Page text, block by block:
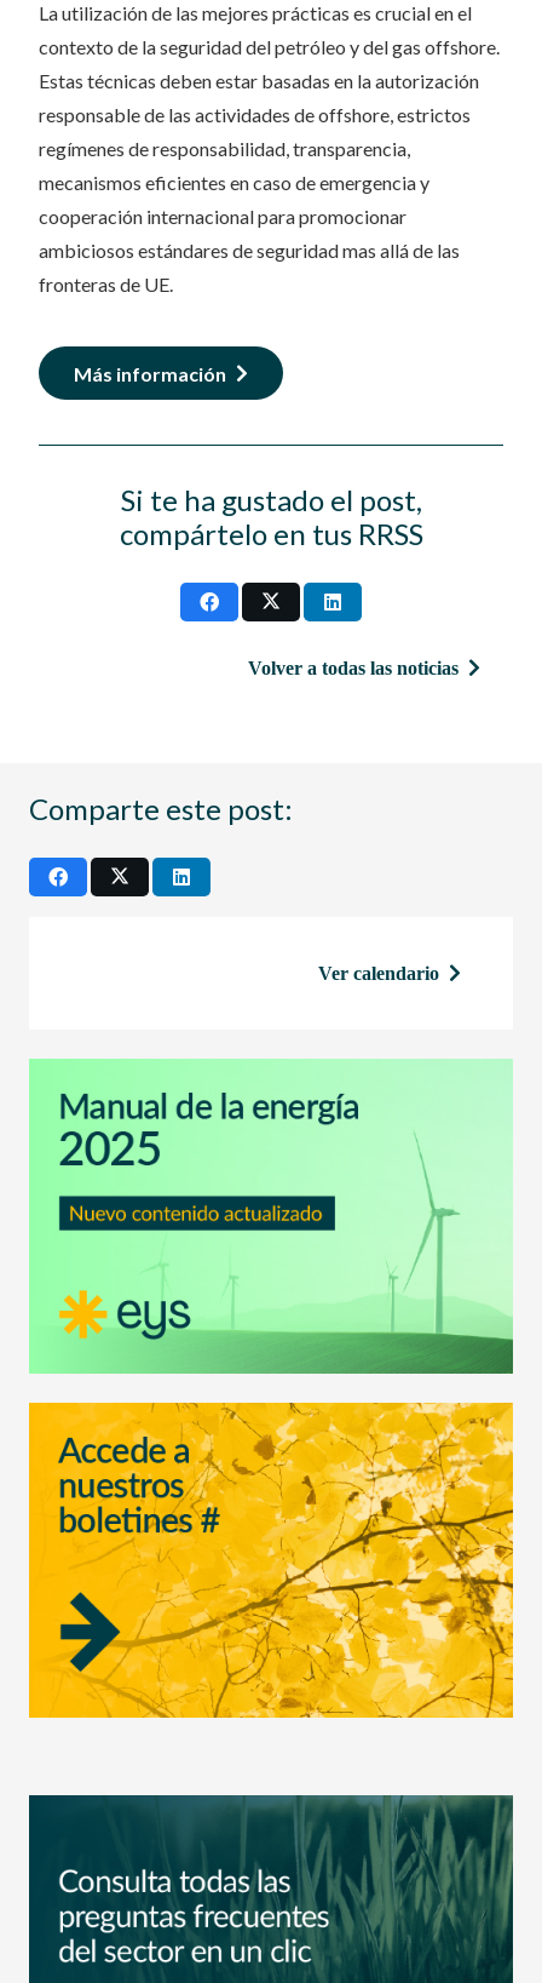
La utilización de las mejores prácticas es crucial en el
contexto de la seguridad del petróleo y del gas offshore.
Estas técnicas deben estar basadas en la autorización
responsable de las actividades de offshore, estrictos
regímenes de responsabilidad, transparencia,
mecanismos eficientes en caso de emergencia y
cooperación internacional para promocionar
ambiciosos estándares de seguridad mas allá de las
fronteras de UE.
Más información
Si te ha gustado el post,
compártelo en tus RRSS
Volver a todas las noticias
Comparte este post:
Ver calendario